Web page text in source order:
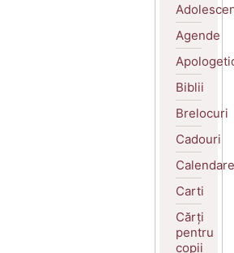
Agende
Biblii
Brelocuri
Cadouri
Calendare
Carti
Cărți
pentru
copii